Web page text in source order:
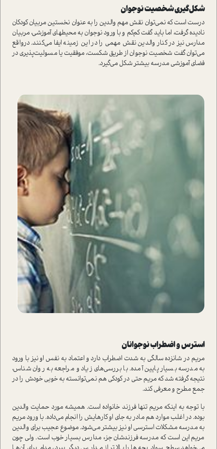
شكل‌گيري شخصيت نوجوان
درست است كه نمي‌توان نقش مهم والدين را به عنوان نخستين مربيان كودكان
ناديده گرفت، اما بايد گفت كم‌كم و با ورود نوجوان به محيطهاي آموزشي، مربيان
مدارس نيز در كنار والدين نقش مهمي را در اين زمينه ايفا مي‌كنند. درواقع
مي‌توان گفت شخصيت نوجوان از طريق شكست، موفقيت يا مسوليت‌پذيري در
فضاي آموزشي مدرسه بيشتر شكل مي‌گيرد.
استرس و اضطراب نوجوانان
مريم در شانزده سالگي به شدت اضطراب دارد و اعتماد به نفس او نيز با ورود
به مدرسه بسيار پايين آمده. با بررسي‌هاي زياد و مراجعه به روان شناس،
نتيجه گرفته شد كه مريم حتي در كودكي هم نمي‌توانسته به خوبي خودش را در
جمع مطرح و معرفي كند.
با توجه به اينكه مريم تنها فرزند خانواده است. هميشه مورد حمايت والدين
بوده. در اغلب موارد هم مادر به جاي او كارهايش را انجام مي‌داده. با ورود مريم
به مدرسه مشكلات استرسي او نيز بيشتر مي‌شود. موضوع عجيب براي والدين
مريم اين است كه مدرسه فرزندشان جزء مدارس بسيار خوب است. ولي چون